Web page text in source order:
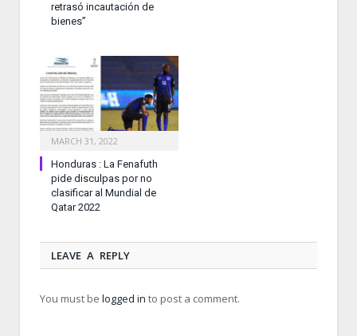
retrasó incautación de
bienes”
MARCH 31, 2022
Honduras : La Fenafuth
pide disculpas por no
clasificar al Mundial de
Qatar 2022
LEAVE A REPLY
You must be logged in to post a comment.